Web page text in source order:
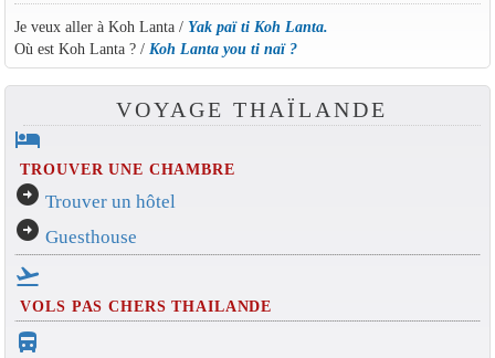
Je veux aller à Koh Lanta / Yak paï ti Koh Lanta.
Où est Koh Lanta ? / Koh Lanta you ti naï ?
VOYAGE THAÏLANDE
hotel
TROUVER UNE CHAMBRE
arrow_circle_right Trouver un hôtel
arrow_circle_right Guesthouse
flight_takeoff
VOLS PAS CHERS THAILANDE
directions_bus_filled